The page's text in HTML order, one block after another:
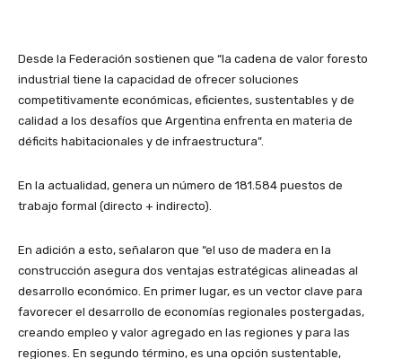
Desde la Federación sostienen que “la cadena de valor foresto
industrial tiene la capacidad de ofrecer soluciones
competitivamente económicas, eficientes, sustentables y de
calidad a los desafíos que Argentina enfrenta en materia de
déficits habitacionales y de infraestructura”.
En la actualidad, genera un número de 181.584 puestos de
trabajo formal (directo + indirecto).
En adición a esto, señalaron que “el uso de madera en la
construcción asegura dos ventajas estratégicas alineadas al
desarrollo económico. En primer lugar, es un vector clave para
favorecer el desarrollo de economías regionales postergadas,
creando empleo y valor agregado en las regiones y para las
regiones. En segundo término, es una opción sustentable,